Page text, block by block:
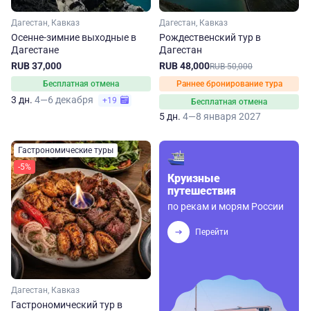
Дагестан, Кавказ
Осенне-зимние выходные в
Дагестане
RUB 37,000
Бесплатная отмена
3 дн. 4—6 декабря +19
Дагестан, Кавказ
Рождественский тур в
Дагестан
RUB 48,000RUB 50,000
Раннее бронирование тура
Бесплатная отмена
5 дн. 4—8 января 2027
Гастрономические туры
-5%
Дагестан, Кавказ
Гастрономический тур в
Круизные
путешествия
по рекам и морям России
Перейти